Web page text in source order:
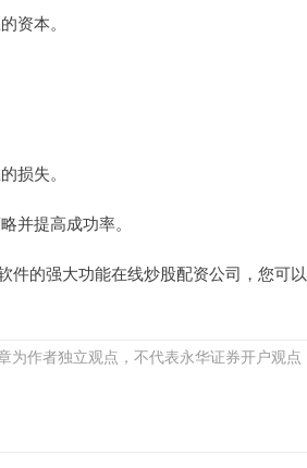
资本。
损失。
并提高成功率。
件的强大功能在线炒股配资公司，您可以
为作者独立观点，不代表永华证券开户观点